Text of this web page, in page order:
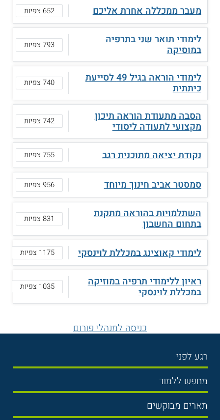
מעבר ממכללה אחרת אליכם 652 צפיות
לימודי תואר שני בתרפיה
במוסיקה 793 צפיות
לימודי הוראה בגיל 49 לסייעת
כיתתית 740 צפיות
הסבה מתעודת הוראה תיכון
מקצועי לתעודה ליסודי 742 צפיות
נקודת יציאה מתוכנית רגב 755 צפיות
סמסטר אביב חינוך מיוחד 956 צפיות
השתלמויות בהוראה מתקנת
בתחום החשבון 831 צפיות
לימודי קאוצינג במכללת לוינסקי 1175 צפיות
ראיון ללימודי תרפיה במוזיקה
במכללת לוינסקי 1035 צפיות
כניסה למנהלי פורום
רגע לפני
בחירת לימודים
תנאי קבלה
שכר לימוד
מחפש ללמוד
תואר ראשון
תארים מבוקשים